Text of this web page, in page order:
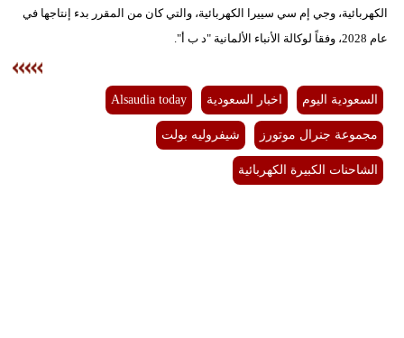
الكهربائية، وجي إم سي سييرا الكهربائية، والتي كان من المقرر بدء إنتاجها في
عام 2028، وفقاً لوكالة الأنباء الألمانية "د ب أ".
السعودية اليوم اخبار السعودية Alsaudia today
مجموعة جنرال موتورز شيفروليه بولت
الشاحنات الكبيرة الكهربائية